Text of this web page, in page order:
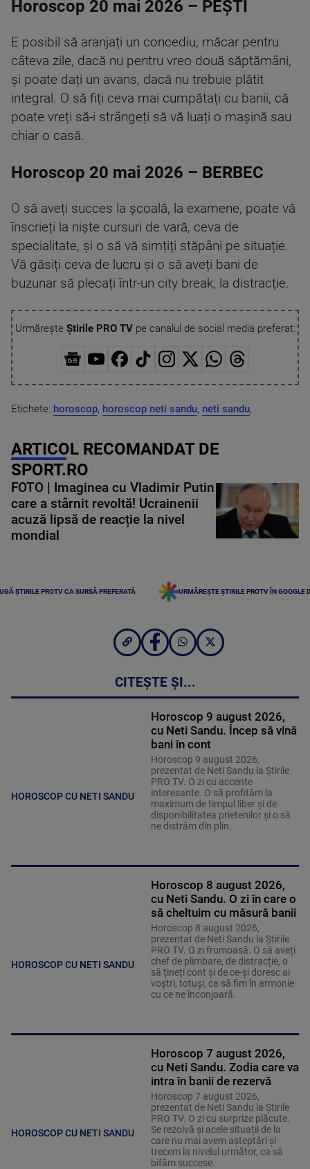
Horoscop 20 mai 2026 – PEȘTI
E posibil să aranjați un concediu, măcar pentru
câteva zile, dacă nu pentru vreo două săptămâni,
și poate dați un avans, dacă nu trebuie plătit
integral. O să fiți ceva mai cumpătați cu banii, că
poate vreți să-i strângeți să vă luați o mașină sau
chiar o casă.
Horoscop 20 mai 2026 – BERBEC
O să aveți succes la școală, la examene, poate vă
înscrieți la niște cursuri de vară, ceva de
specialitate, și o să vă simțiți stăpâni pe situație.
Vă găsiți ceva de lucru și o să aveți bani de
buzunar să plecați într-un city break, la distracție.
Urmărește Știrile PRO TVpe canalul de social media preferat:
Etichete: horoscop, horoscop neti sandu, neti sandu,
ARTICOL RECOMANDAT DE
SPORT.RO
FOTO | Imaginea cu Vladimir Putin
care a stârnit revoltă! Ucrainenii
acuză lipsă de reacție la nivel
mondial
ȘTIRILE PROTV CA SURSĂ PREFERATĂ URMĂREȘTE ȘTIRILE PROTV ÎN GOOGLE
CITEȘTE ȘI...
HOROSCOP CU NETI SANDU
Horoscop 9 august 2026,
cu Neti Sandu. Încep să vină
bani în cont
Horoscop 9 august 2026,
prezentat de Neti Sandu la Știrile
PRO TV. O zi cu accente
interesante. O să profităm la
maximum de timpul liber și de
disponibilitatea prietenilor și o să
ne distrăm din plin.
HOROSCOP CU NETI SANDU
Horoscop 8 august 2026,
cu Neti Sandu. O zi în care o
să cheltuim cu măsură banii
Horoscop 8 august 2026,
prezentat de Neti Sandu la Știrile
PRO TV. O zi frumoasă. O să aveți
chef de plimbare, de distracție, o
să țineți cont și de ce-și doresc ai
voștri, totuși, ca să fim în armonie
cu ce ne înconjoară.
HOROSCOP CU NETI SANDU
Horoscop 7 august 2026,
cu Neti Sandu. Zodia care va
intra în banii de rezervă
Horoscop 7 august 2026,
prezentat de Neti Sandu la Știrile
PRO TV. O zi cu surprize plăcute.
Se rezolvă și acele situații de la
care nu mai avem așteptări și
trecem la nivelul următor, ca să
bifăm succese.